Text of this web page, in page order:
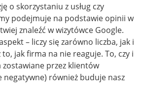
o skorzystaniu z usług czy
podejmuje na podstawie opinii w
znaleźć w wizytówce Google.
– liczy się zarówno liczba, jak i
jak firma na nie reaguje. To, czy i
przez klientów
negatywne) również buduje nasz